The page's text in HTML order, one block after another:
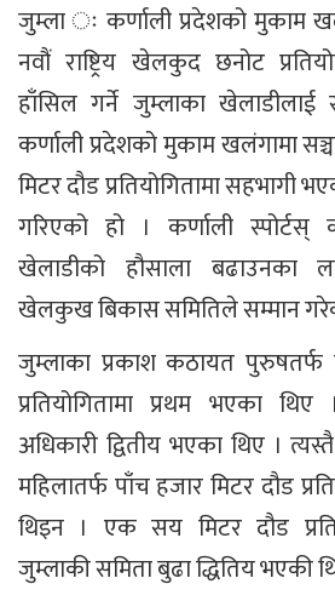
जुम्ला ः कर्णाली प्रदेशको मुकाम
नवौं राष्ट्रिय खेलकुद छनोट
हाँसिल गर्ने जुम्लाका
कर्णाली प्रदेशको मुकाम खलंगामा
मिटर दौड प्रतियोगितामा सहभागी
गरिएको हो । कर्णाली
खेलाडीको हौसाला बढाउनका
खेलकुख बिकास समितिले सम्मान
जुम्लाका प्रकाश कठायत पुरुषतर्फ
प्रतियोगितामा प्रथम भएका
अधिकारी द्वितीय भएका थिए ।
महिलातर्फ पाँच हजार मिटर दौड
थिइन । एक सय मिटर दौड
जुम्लाकी समिता बुढा द्धितिय भएकी